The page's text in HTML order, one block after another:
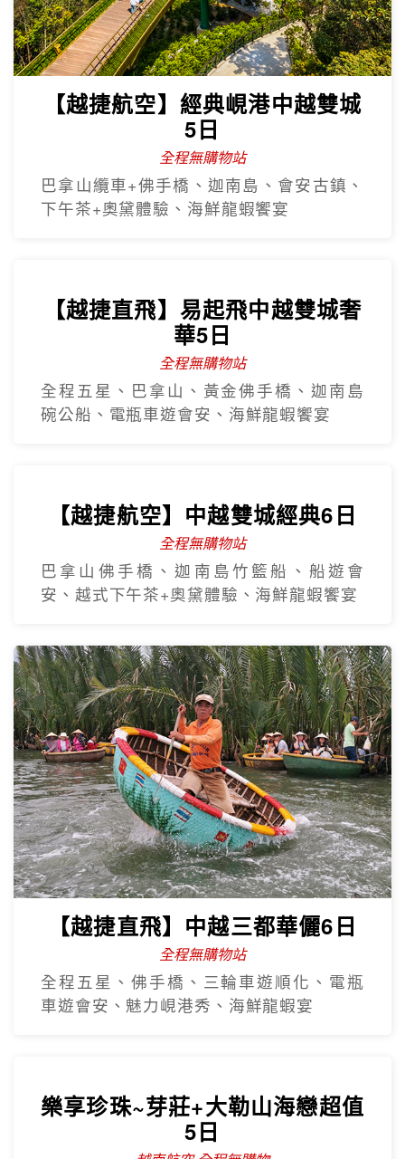
【越捷航空】經典峴港中越雙城
5日
全程無購物站
巴拿山纜車+佛手橋、迦南島、會安古鎮、
下午茶+奧黛體驗、海鮮龍蝦饗宴
【越捷直飛】易起飛中越雙城奢
華5日
全程無購物站
全程五星、巴拿山、黃金佛手橋、迦南島
碗公船、電瓶車遊會安、海鮮龍蝦饗宴
【越捷航空】中越雙城經典6日
全程無購物站
巴拿山佛手橋、迦南島竹籃船、船遊會
安、越式下午茶+奧黛體驗、海鮮龍蝦饗宴
【越捷直飛】中越三都華儷6日
全程無購物站
全程五星、佛手橋、三輪車遊順化、電瓶
車遊會安、魅力峴港秀、海鮮龍蝦宴